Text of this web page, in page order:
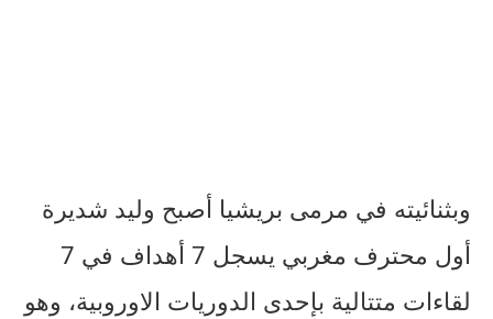
وبثنائيته في مرمى بريشيا أصبح وليد شديرة
أول محترف مغربي يسجل 7 أهداف في 7
لقاءات متتالية بإحدى الدوريات الاوروبية، وهو